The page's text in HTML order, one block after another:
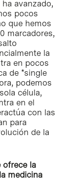
avanzado,
pocos
que hemos
marcadores,
la
en pocos
de *single
podemos
célula,
en el
con las
para
de la
ofrece la
medicina